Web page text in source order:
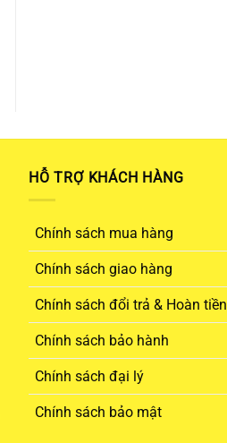
HỖ TRỢ KHÁCH HÀNG
Chính sách mua hàng
Chính sách giao hàng
Chính sách đổi trả & Hoàn tiền
Chính sách bảo hành
Chính sách đại lý
Chính sách bảo mật